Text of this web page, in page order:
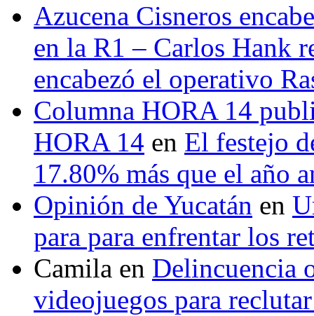
Azucena Cisneros
en la R1 – Carlos Hank
encabezó el operativo
Columna HORA 14
HORA 14 en El festejo
17.80% más que el año
Opinión de Yucatán en
para para enfrentar los
Camila en Delincuencia
videojuegos para